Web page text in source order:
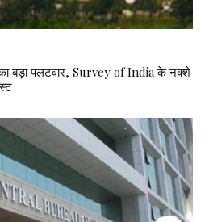
बड़ा पलटवार, Survey of India के नक्शे